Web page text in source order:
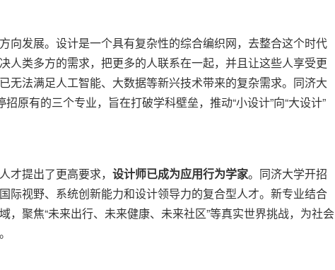
向发展。设计是一个具有复杂性的综合编织网，去整合这个时代
人类多方的需求，把更多的人联系在一起，并且让这些人享受更
无法满足人工智能、大数据等新兴技术带来的复杂需求。同济大
招原有的三个专业，旨在打破学科壁垒，推动“小设计”向“大设计”
才提出了更高要求， 设计师已成为应用行为学家。同济大学开招
际视野、系统创新能力和设计领导力的复合型人才。新专业结合
，聚焦“未来出行、未来健康、未来社区”等真实世界挑战，为社会